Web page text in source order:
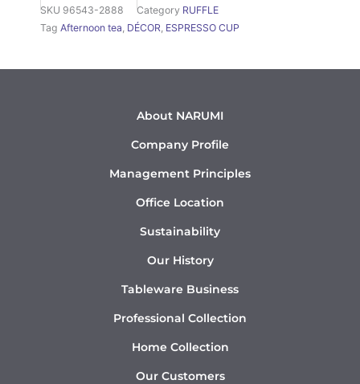
SKU 96543-2888 Category RUFFLE
Tag Afternoon tea DÉCOR ESPRESSO CUP
About NARUMI
Company Profile
Management Principles
Office Location
Sustainability
Our History
Tableware Business
Professional Collection
Home Collection
Our Customers